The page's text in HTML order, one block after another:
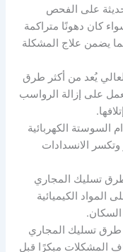
على الفحص
كان دهونًا متراكمة
يضمن علاج المشكلة
يُعد من أكثر طرق
على إزالة الرواسب
السوستة الكهربائية
الانسدادات
تسليك المجاري
المواد الكيميائية
طرق تسليك المجاري
المشكلات مبكرًا قبل